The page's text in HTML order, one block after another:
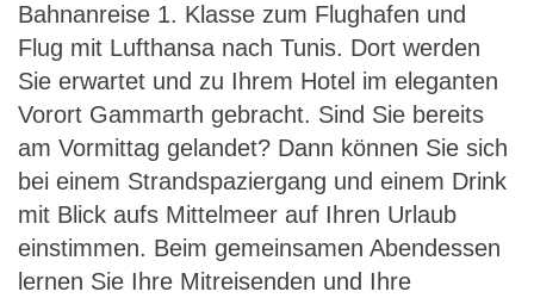
Bahnanreise 1. Klasse zum Flughafen und
Flug mit Lufthansa nach Tunis. Dort werden
Sie erwartet und zu Ihrem Hotel im eleganten
Vorort Gammarth gebracht. Sind Sie bereits
am Vormittag gelandet? Dann können Sie sich
bei einem Strandspaziergang und einem Drink
mit Blick aufs Mittelmeer auf Ihren Urlaub
einstimmen. Beim gemeinsamen Abendessen
lernen Sie Ihre Mitreisenden und Ihre